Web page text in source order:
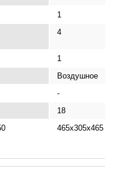
1
4
1
Воздушное
-
18
465х305х465